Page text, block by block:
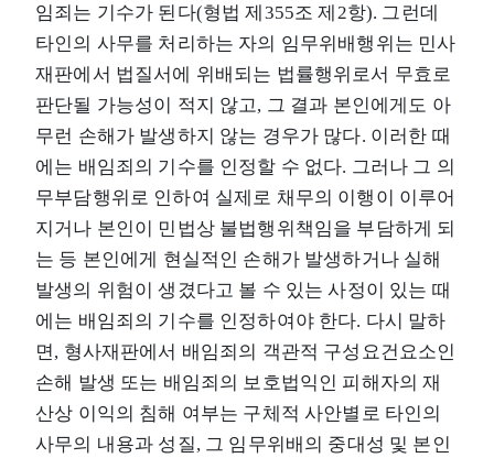
임죄는 기수가 된다(형법 제355조 제2항). 그런데
타인의 사무를 처리하는 자의 임무위배행위는 민사
재판에서 법질서에 위배되는 법률행위로서 무효로
판단될 가능성이 적지 않고, 그 결과 본인에게도 아
무런 손해가 발생하지 않는 경우가 많다. 이러한 때
에는 배임죄의 기수를 인정할 수 없다. 그러나 그 의
무부담행위로 인하여 실제로 채무의 이행이 이루어
지거나 본인이 민법상 불법행위책임을 부담하게 되
는 등 본인에게 현실적인 손해가 발생하거나 실해
발생의 위험이 생겼다고 볼 수 있는 사정이 있는 때
에는 배임죄의 기수를 인정하여야 한다. 다시 말하
면, 형사재판에서 배임죄의 객관적 구성요건요소인
손해 발생 또는 배임죄의 보호법익인 피해자의 재
산상 이익의 침해 여부는 구체적 사안별로 타인의
사무의 내용과 성질, 그 임무위배의 중대성 및 본인